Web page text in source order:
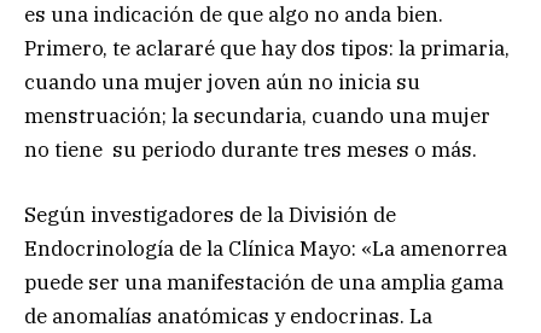
es una indicación de que algo no anda bien.
Primero, te aclararé que hay dos tipos: la primaria,
cuando una mujer joven aún no inicia su
menstruación; la secundaria, cuando una mujer
no tiene su periodo durante tres meses o más.
Según investigadores de la División de
Endocrinología de la Clínica Mayo: «La amenorrea
puede ser una manifestación de una amplia gama
de anomalías anatómicas y endocrinas. La